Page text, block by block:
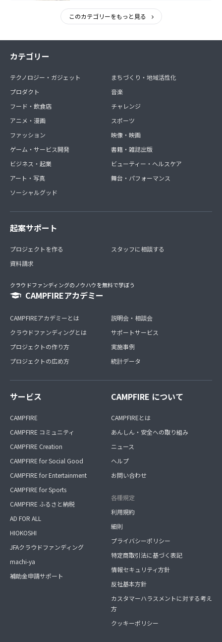
このカテゴリーをもっと見る
カテゴリー
テクノロジー・ガジェット
プロダクト
フード・飲食店
アニメ・漫画
ファッション
ゲーム・サービス開発
ビジネス・起業
アート・写真
ソーシャルグッド
まちづくり・地域活性化
音楽
チャレンジ
スポーツ
映像・映画
書籍・雑誌出版
ビューティー・ヘルスケア
舞台・パフォーマンス
起案サポート
プロジェクトを作る
資料請求
スタッフに相談する
クラウドファンディングのノウハウを無料で学ぼう
CAMPFIREアカデミー
CAMPFIREアカデミーとは
クラウドファンディングとは
プロジェクトの作り方
プロジェクトの広め方
説明会・相談会
サポートサービス
実施事例
統計データ
サービス
CAMPFIRE
CAMPFIRE コミュニティ
CAMPFIRE Creation
CAMPFIRE for Social Good
CAMPFIRE for Entertainment
CAMPFIRE for Sports
CAMPFIRE ふるさと納税
AD FOR ALL
HIOKOSHI
JFAクラウドファンディング
machi-ya
補助金申請サポート
CAMPFIRE について
CAMPFIREとは
あんしん・安全への取り組み
ニュース
ヘルプ
お問い合わせ
各種規定
利用規約
細則
プライバシーポリシー
特定商取引法に基づく表記
情報セキュリティ方針
反社基本方針
カスタマーハラスメントに対する考え
方
クッキーポリシー